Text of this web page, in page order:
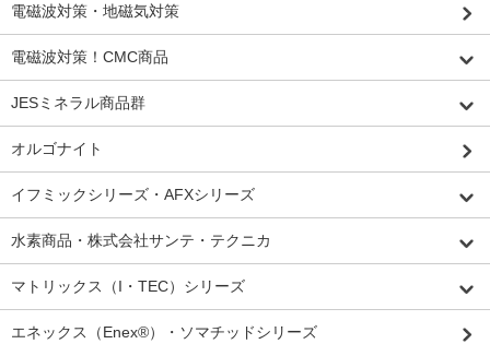
電磁波対策・地磁気対策
電磁波対策！CMC商品
JESミネラル商品群
オルゴナイト
イフミックシリーズ・AFXシリーズ
水素商品・株式会社サンテ・テクニカ
マトリックス（I・TEC）シリーズ
エネックス（Enex®）・ソマチッドシリーズ